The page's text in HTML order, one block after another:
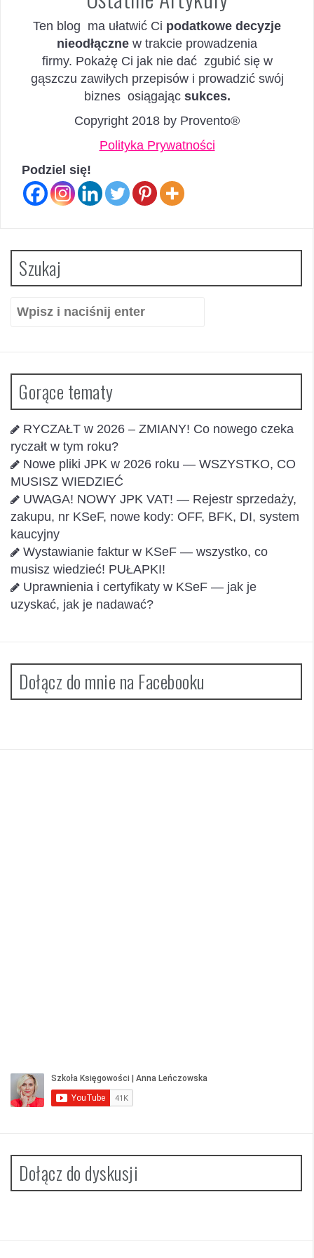
Ten blog ma ułatwić Ci podatkowe decyzje
nieodłączne w trakcie prowadzenia
firmy. Pokażę Ci jak nie dać zgubić się w
gąszczu zawiłych przepisów i prowadzić swój
biznes osiągając sukces.
Copyright 2018 by Provento®
Polityka Prywatności
Podziel się!
Szukaj
Szukaj:
Gorące tematy
RYCZAŁT w 2026 – ZMIANY! Co nowego czeka
ryczałt w tym roku?
Nowe pliki JPK w 2026 roku — WSZYSTKO, CO
MUSISZ WIEDZIEĆ
UWAGA! NOWY JPK VAT! — Rejestr sprzedaży,
zakupu, nr KSeF, nowe kody: OFF, BFK, DI, system
kaucyjny
Wystawianie faktur w KSeF — wszystko, co
musisz wiedzieć! PUŁAPKI!
Uprawnienia i certyfikaty w KSeF — jak je
uzyskać, jak je nadawać?
Dołącz do mnie na Facebooku
Dołącz do dyskusji